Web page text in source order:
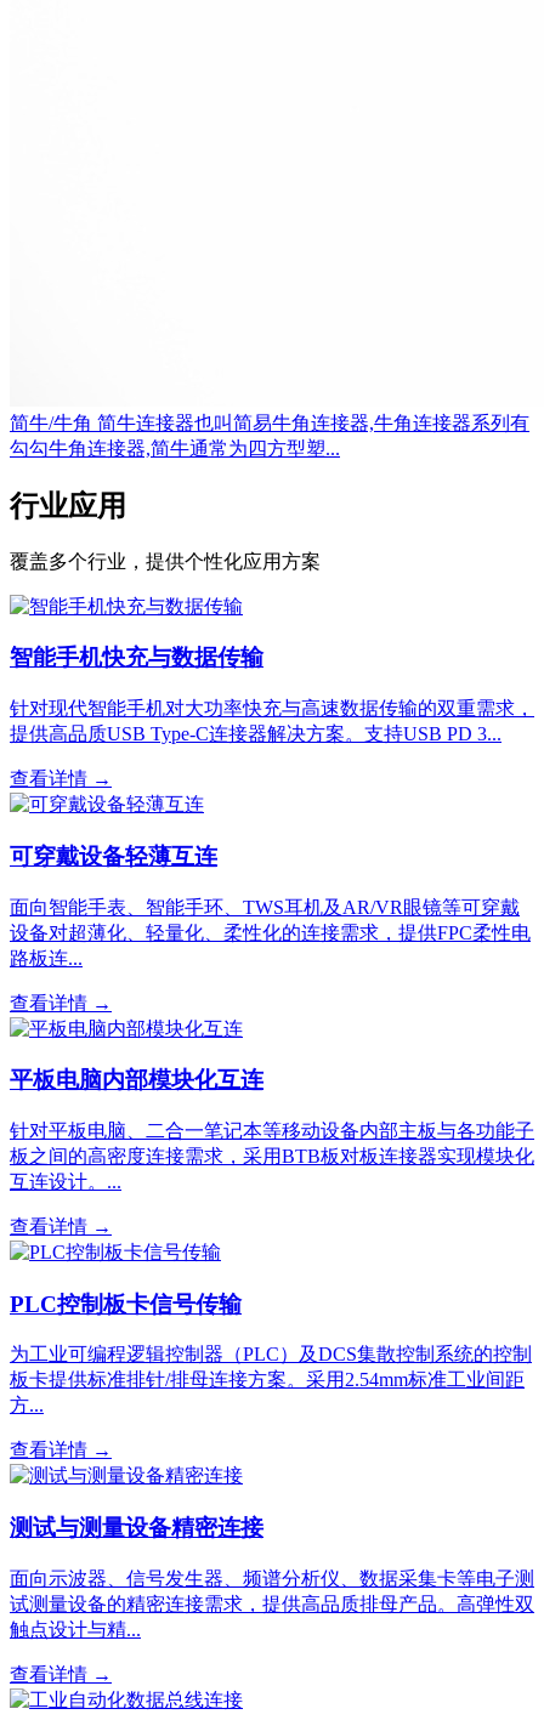
简牛/牛角 简牛连接器也叫简易牛角连接器,牛角连接器系列有
勾勾牛角连接器,简牛通常为四方型塑...
行业应用
覆盖多个行业，提供个性化应用方案
智能手机快充与数据传输
针对现代智能手机对大功率快充与高速数据传输的双重需求，
提供高品质USB Type-C连接器解决方案。支持USB PD 3...
查看详情 →
可穿戴设备轻薄互连
面向智能手表、智能手环、TWS耳机及AR/VR眼镜等可穿戴
设备对超薄化、轻量化、柔性化的连接需求，提供FPC柔性电
路板连...
查看详情 →
平板电脑内部模块化互连
针对平板电脑、二合一笔记本等移动设备内部主板与各功能子
板之间的高密度连接需求，采用BTB板对板连接器实现模块化
互连设计。...
查看详情 →
PLC控制板卡信号传输
为工业可编程逻辑控制器（PLC）及DCS集散控制系统的控制
板卡提供标准排针/排母连接方案。采用2.54mm标准工业间距
方...
查看详情 →
测试与测量设备精密连接
面向示波器、信号发生器、频谱分析仪、数据采集卡等电子测
试测量设备的精密连接需求，提供高品质排母产品。高弹性双
触点设计与精...
查看详情 →